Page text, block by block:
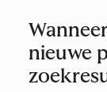
nieuwe